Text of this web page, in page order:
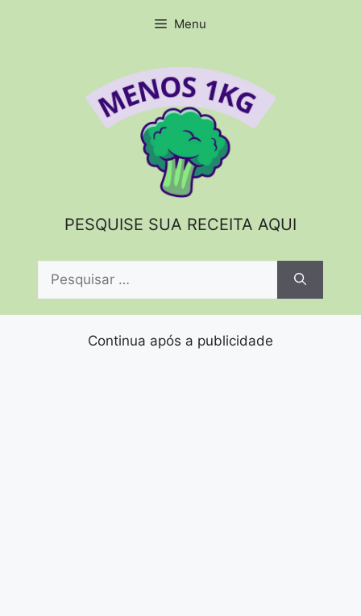
Menu
PESQUISE SUA RECEITA AQUI
Pesquisar
Continua após a publicidade